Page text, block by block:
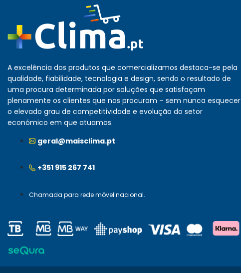
A excelência dos produtos que comercializamos destaca-se pela
qualidade, fiabilidade, tecnologia e design, sendo o resultado de
uma procura determinada por soluções que satisfaçam
plenamente os clientes que nos procuram – sem nunca esquecer
o elevado grau de competitividade e evolução do setor
económico em que atuamos.
geral@maisclima.pt
+351 915 267 741
Chamada para rede móvel nacional.